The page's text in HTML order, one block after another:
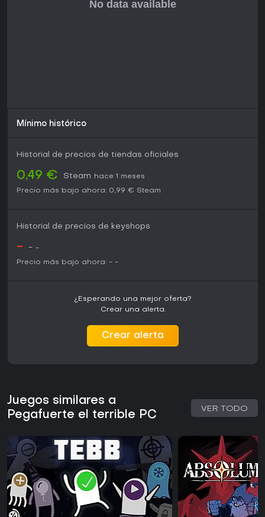
Mínimo histórico
Historial de precios de tiendas oficiales
0,49 € Steam
hace 1 meses
Precio más bajo ahora: 0,99 € Steam
Historial de precios de keyshops
- - -
Precio más bajo ahora: - -
¿Esperando una mejor oferta?
Crear una alerta.
Crear alerta
Juegos similares a
Pegafuerte el terrible PC
VER TODO